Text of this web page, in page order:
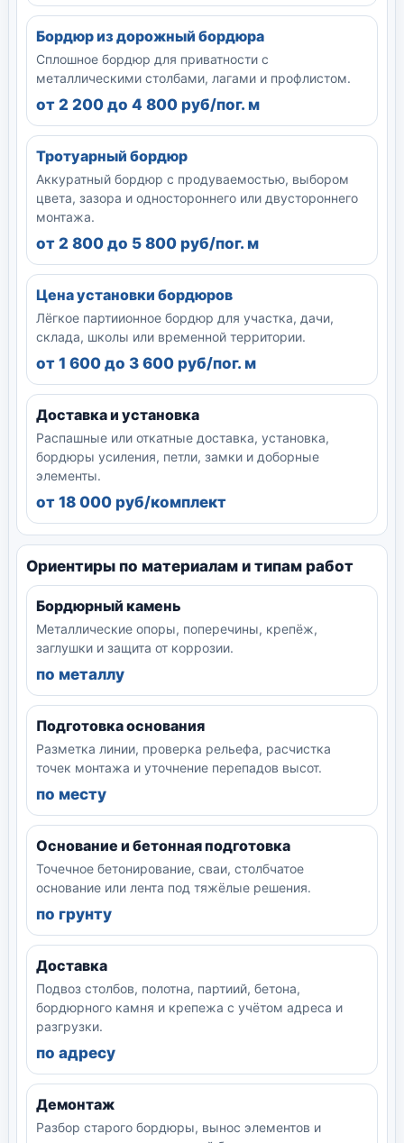
Бордюр из дорожный бордюра
Сплошное бордюр для приватности с
металлическими столбами, лагами и профлистом.
от 2 200 до 4 800 руб/пог. м
Тротуарный бордюр
Аккуратный бордюр с продуваемостью, выбором
цвета, зазора и одностороннего или двустороннего
монтажа.
от 2 800 до 5 800 руб/пог. м
Цена установки бордюров
Лёгкое партиионное бордюр для участка, дачи,
склада, школы или временной территории.
от 1 600 до 3 600 руб/пог. м
Доставка и установка
Распашные или откатные доставка, установка,
бордюры усиления, петли, замки и доборные
элементы.
от 18 000 руб/комплект
Ориентиры по материалам и типам работ
Бордюрный камень
Металлические опоры, поперечины, крепёж,
заглушки и защита от коррозии.
по металлу
Подготовка основания
Разметка линии, проверка рельефа, расчистка
точек монтажа и уточнение перепадов высот.
по месту
Основание и бетонная подготовка
Точечное бетонирование, сваи, столбчатое
основание или лента под тяжёлые решения.
по грунту
Доставка
Подвоз столбов, полотна, партиий, бетона,
бордюрного камня и крепежа с учётом адреса и
разгрузки.
по адресу
Демонтаж
Разбор старого бордюры, вынос элементов и